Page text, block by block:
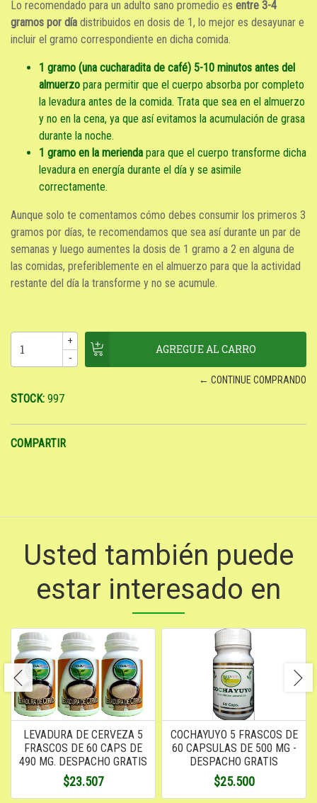
Lo recomendado para un adulto sano promedio es entre 3-4
gramos por día distribuidos en dosis de 1, lo mejor es desayunar e
incluir el gramo correspondiente en dicha comida.
1 gramo (una cucharadita de café) 5-10 minutos antes del
almuerzo para permitir que el cuerpo absorba por completo
la levadura antes de la comida. Trata que sea en el almuerzo
y no en la cena, ya que así evitamos la acumulación de grasa
durante la noche.
1 gramo en la merienda para que el cuerpo transforme dicha
levadura en energía durante el día y se asimile
correctamente.
Aunque solo te comentamos cómo debes consumir los primeros 3
gramos por días, te recomendamos que sea así durante un par de
semanas y luego aumentes la dosis de 1 gramo a 2 en alguna de
las comidas, preferiblemente en el almuerzo para que la actividad
restante del día la transforme y no se acumule.
+
-
← CONTINUE COMPRANDO
STOCK: 997
COMPARTIR
Usted también puede
estar interesado en
LEVADURA DE CERVEZA 5
FRASCOS DE 60 CAPS DE
490 MG. DESPACHO GRATIS
$23.507
COCHAYUYO 5 FRASCOS DE
60 CAPSULAS DE 500 MG -
DESPACHO GRATIS
$25.500